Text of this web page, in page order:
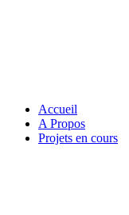
Accueil
A Propos
Projets en cours